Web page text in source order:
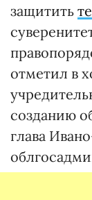
защитить
отметил в
созданию
глава